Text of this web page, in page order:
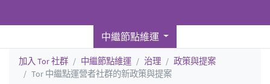
中繼節點維運
加入 Tor 社群 中繼節點維運 治理
政策與提案
Tor 中繼點運營者社群的新政策與提案